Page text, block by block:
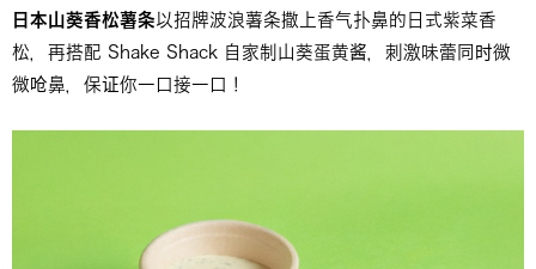
日本山葵香松薯条 以招牌波浪薯条撒上香气扑鼻的日式紫菜香
松，再搭配 Shake Shack 自家制山葵蛋黄酱，刺激味蕾同时微
微呛鼻，保证你一口接一口！